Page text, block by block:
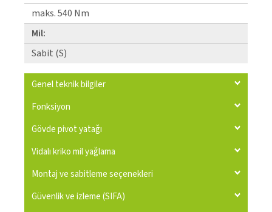
maks. 540 Nm
Mil:
Sabit (S)
Genel teknik bilgiler
Fonksiyon
Gövde pivot yatağı
Vidalı kriko mil yağlama
Montaj ve sabitleme seçenekleri
Güvenlik ve izleme (SIFA)